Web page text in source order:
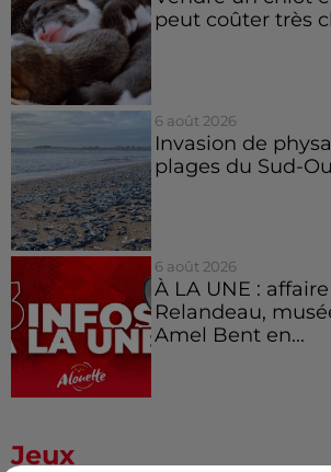
peut coûter très
6 août 2026
Invasion de
plages du Sud-
6 août 2026
À LA UNE :
Relandeau,
Amel Bent en...
Jeux